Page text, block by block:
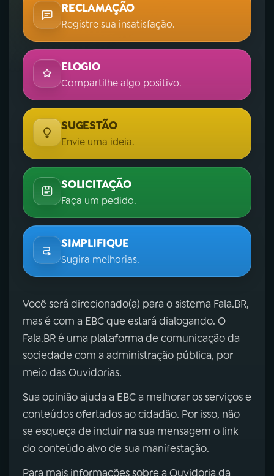
RECLAMAÇÃO
Registre sua insatisfação.
ELOGIO
Compartilhe algo positivo.
SUGESTÃO
Envie uma ideia.
SOLICITAÇÃO
Faça um pedido.
SIMPLIFIQUE
Sugira melhorias.
Você será direcionado(a) para o sistema Fala.BR,
mas é com a EBC que estará dialogando. O
Fala.BR é uma plataforma de comunicação da
sociedade com a administração pública, por
meio das Ouvidorias.
Sua opinião ajuda a EBC a melhorar os serviços e
conteúdos ofertados ao cidadão. Por isso, não
se esqueça de incluir na sua mensagem o link
do conteúdo alvo de sua manifestação.
Para mais informações sobre a Ouvidoria da